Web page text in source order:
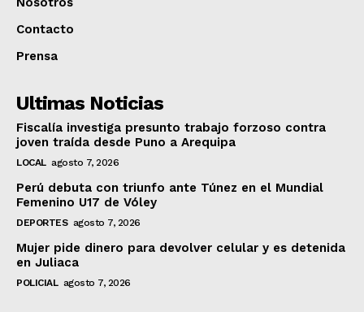
Contacto
Prensa
Ultimas Noticias
Fiscalía investiga presunto trabajo forzoso contra
joven traída desde Puno a Arequipa
LOCAL agosto 7, 2026
Perú debuta con triunfo ante Túnez en el Mundial
Femenino U17 de Vóley
DEPORTES agosto 7, 2026
Mujer pide dinero para devolver celular y es detenida
en Juliaca
POLICIAL agosto 7, 2026